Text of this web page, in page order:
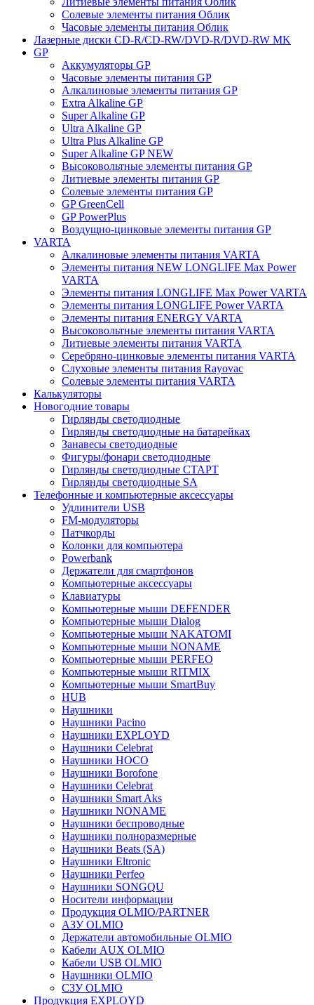
Солевые элементы питания Облик
Часовые элементы питания Облик
Лазерные диски CD-R/CD-RW/DVD-R/DVD-RW MK
GP
Аккумуляторы GP
Часовые элементы питания GP
Алкалиновые элементы питания GP
Extra Alkaline GP
Super Alkaline GP
Ultra Alkaline GP
Ultra Plus Alkaline GP
Super Alkaline GP NEW
Высоковольтные элементы питания GP
Литиевые элементы питания GP
Солевые элементы питания GP
GP GreenCell
GP PowerPlus
Воздущно-цинковые элементы питания GP
VARTA
Алкалиновые элементы питания VARTA
Элементы питания NEW LONGLIFE Max Power
VARTA
Элементы питания LONGLIFE Max Power VARTA
Элементы питания LONGLIFE Power VARTA
Элементы питания ENERGY VARTA
Высоковольтные элементы питания VARTA
Литиевые элементы питания VARTA
Серебряно-цинковые элементы питания VARTA
Слуховые элементы питания Rayovac
Солевые элементы питания VARTA
Калькуляторы
Новогодние товары
Гирлянды светодиодные
Гирлянды светодиодные на батарейках
Занавесы светодиодные
Фигуры/фонари светодиодные
Гирлянды светодиодные CТАРТ
Гирлянды светодиодные SA
Телефонные и компьютерные аксессуары
Удлинители USB
FM-модуляторы
Патчкорды
Колонки для компьютера
Powerbank
Держатели для смартфонов
Компьютерные аксессуары
Клавиатуры
Компьютерные мыши DEFENDER
Компьютерные мыши Dialog
Компьютерные мыши NAKATOMI
Компьютерные мыши NONAME
Компьютерные мыши PERFEO
Компьютерные мыши RITMIX
Компьютерные мыши SmartBuy
HUB
Наушники
Наушники Pacino
Наушники EXPLOYD
Наушники Celebrat
Наушники HOCO
Наушники Borofone
Наушники Celebrat
Наушники Smart Aks
Наушники NONAME
Наушники беспроводные
Наушники полноразмерные
Наушники Beats (SA)
Наушники Eltronic
Наушники Perfeo
Наушники SONGQU
Носители информации
Продукция OLMIO/PARTNER
АЗУ OLMIO
Держатели автомобильные OLMIO
Кабели AUX OLMIO
Кабели USB OLMIO
Наушники OLMIO
СЗУ OLMIO
Продукция EXPLOYD